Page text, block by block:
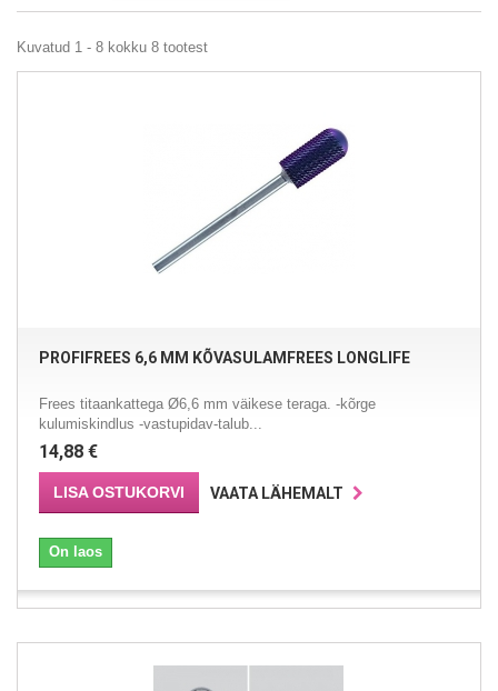
Kuvatud 1 - 8 kokku 8 tootest
PROFIFREES 6,6 MM KÕVASULAMFREES LONGLIFE
Frees titaankattega Ø6,6 mm väikese teraga. -kõrge
kulumiskindlus -vastupidav-talub...
14,88 €
LISA OSTUKORVI VAATA LÄHEMALT
On laos